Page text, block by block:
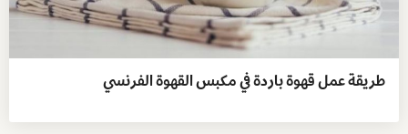
طريقة عمل قهوة باردة في مكبس القهوة الفرنسي